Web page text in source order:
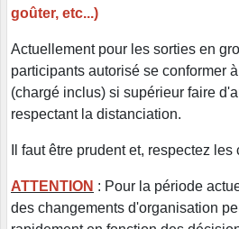
goûter, etc...)
Actuellement pour les sorties en
participants autorisé se conformer
(chargé inclus) si supérieur faire
respectant la distanciation.
Il faut être prudent et, respectez
ATTENTION : Pour la période
des changements d'organisation